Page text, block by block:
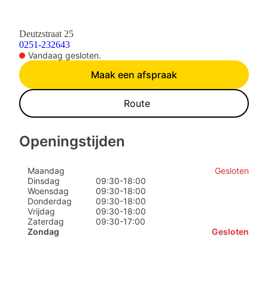
Deutzstraat 25
0251-232643
Vandaag gesloten.
Maak een afspraak
Route
Openingstijden
Maandag
Gesloten
Dinsdag
09:30-18:00
Woensdag
09:30-18:00
Donderdag
09:30-18:00
Vrijdag
09:30-18:00
Zaterdag
09:30-17:00
Zondag
Gesloten